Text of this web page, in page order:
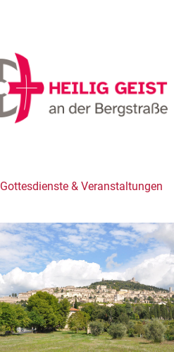
Gottesdienste & Veranstaltungen